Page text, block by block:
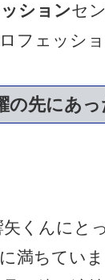
ションセ
フェッシ
の先にあ
くんにと
満ちてい